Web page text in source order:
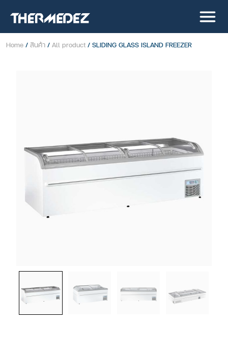
Home / สินค้า / All product / SLIDING GLASS ISLAND FREEZER